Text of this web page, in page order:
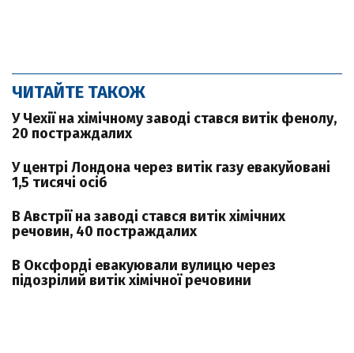
ЧИТАЙТЕ ТАКОЖ
У Чехії на хімічному заводі стався витік фенолу,
20 постраждалих
У центрі Лондона через витік газу евакуйовані
1,5 тисячі осіб
В Австрії на заводі стався витік хімічних
речовин, 40 постраждалих
В Оксфорді евакуювали вулицю через
підозрілий витік хімічної речовини